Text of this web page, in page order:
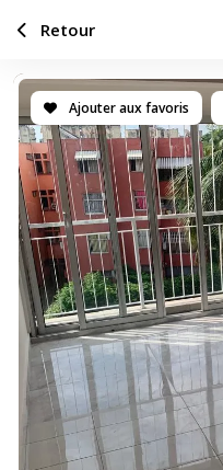
Ajouter aux favoris
Retour